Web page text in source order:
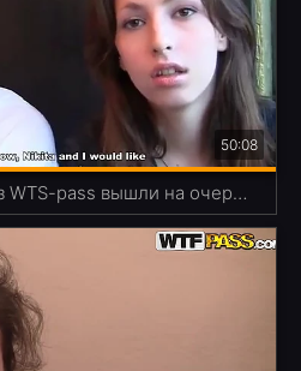
50:08
Российские пикаперы из WTS-pass вышли на очередную охоту